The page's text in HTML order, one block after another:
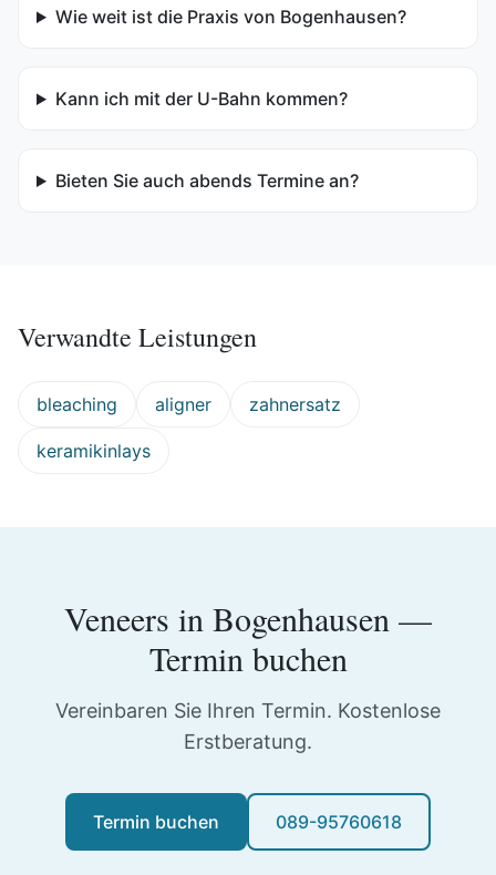
Wie weit ist die Praxis von Bogenhausen?
Kann ich mit der U-Bahn kommen?
Bieten Sie auch abends Termine an?
Verwandte Leistungen
bleaching aligner zahnersatz
keramikinlays
Veneers in Bogenhausen —
Termin buchen
Vereinbaren Sie Ihren Termin. Kostenlose
Erstberatung.
Termin buchen 089-95760618